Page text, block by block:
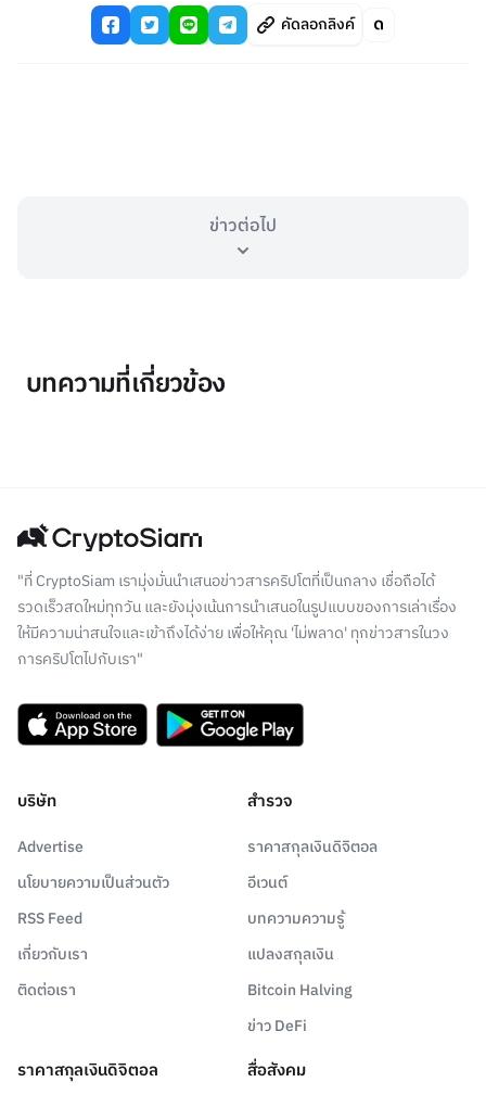
คัดลอกลิงค์
ข่าวต่อไป
บทความที่เกี่ยวข้อง
"ที่ CryptoSiam เรามุ่งมั่นนำเสนอข่าวสารคริปโตที่เป็นกลาง เชื่อถือได้
รวดเร็วสดใหม่ทุกวัน และยังมุ่งเน้นการนำเสนอในรูปแบบของการเล่าเรื่อง
ให้มีความน่าสนใจและเข้าถึงได้ง่าย เพื่อให้คุณ 'ไม่พลาด' ทุกข่าวสารในวง
การคริปโตไปกับเรา"
บริษัท
Advertise
นโยบายความเป็นส่วนตัว
RSS Feed
เกี่ยวกับเรา
ติดต่อเรา
สำรวจ
ราคาสกุลเงินดิจิตอล
อีเวนต์
บทความความรู้
แปลงสกุลเงิน
Bitcoin Halving
ข่าว DeFi
ราคาสกุลเงินดิจิตอล สื่อสังคม